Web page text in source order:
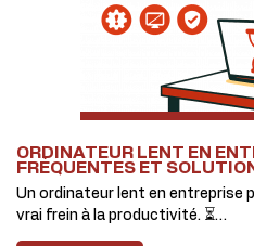
ORDINATEUR LENT EN
FRÉQUENTES ET
Un ordinateur lent en entreprise
vrai frein à la productivité. ⏳…